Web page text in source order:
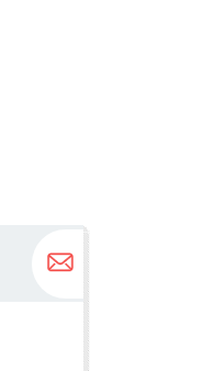
more...
more...